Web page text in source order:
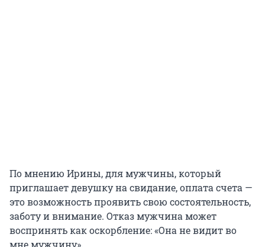
По мнению Ирины, для мужчины, который
приглашает девушку на свидание, оплата счета —
это возможность проявить свою состоятельность,
заботу и внимание. Отказ мужчина может
воспринять как оскорбление: «Она не видит во
мне мужчину».